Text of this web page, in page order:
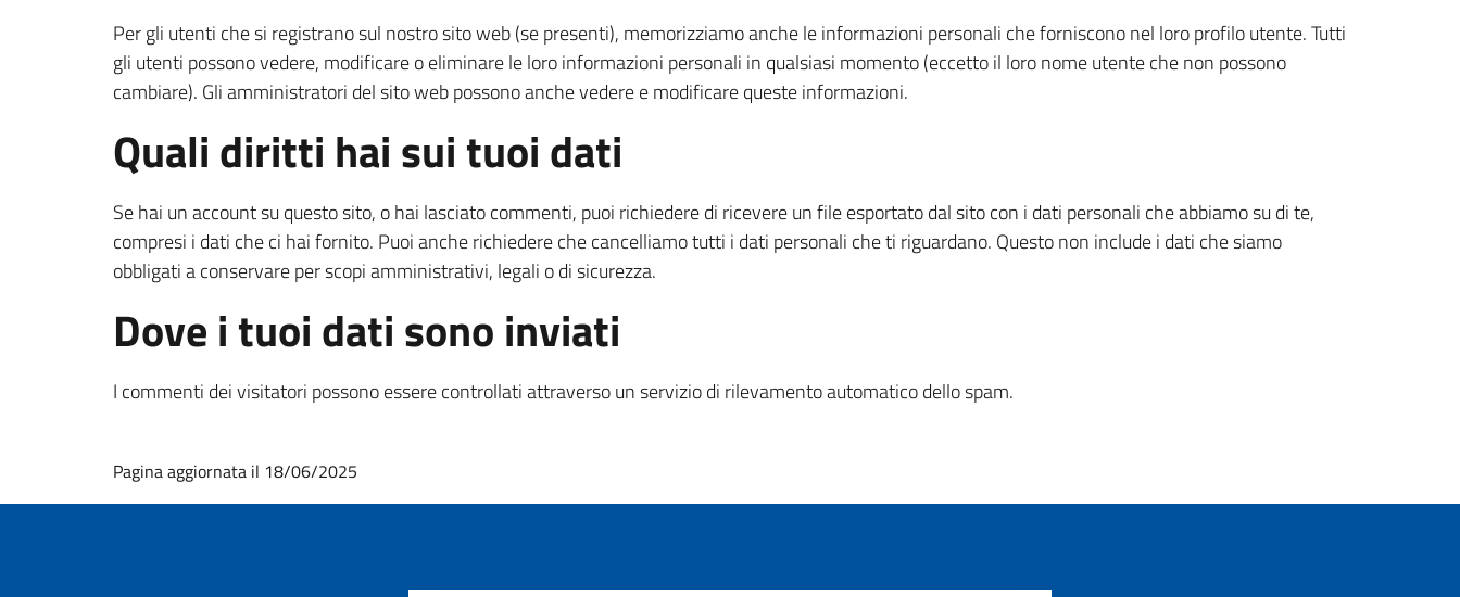
Per gli utenti che si registrano sul nostro sito web (se presenti), memorizziamo anche le informazioni personali che forniscono nel loro profilo utente. Tutti
gli utenti possono vedere, modificare o eliminare le loro informazioni personali in qualsiasi momento (eccetto il loro nome utente che non possono
cambiare). Gli amministratori del sito web possono anche vedere e modificare queste informazioni.
Quali diritti hai sui tuoi dati
Se hai un account su questo sito, o hai lasciato commenti, puoi richiedere di ricevere un file esportato dal sito con i dati personali che abbiamo su di te,
compresi i dati che ci hai fornito. Puoi anche richiedere che cancelliamo tutti i dati personali che ti riguardano. Questo non include i dati che siamo
obbligati a conservare per scopi amministrativi, legali o di sicurezza.
Dove i tuoi dati sono inviati
I commenti dei visitatori possono essere controllati attraverso un servizio di rilevamento automatico dello spam.
Pagina aggiornata il 18/06/2025